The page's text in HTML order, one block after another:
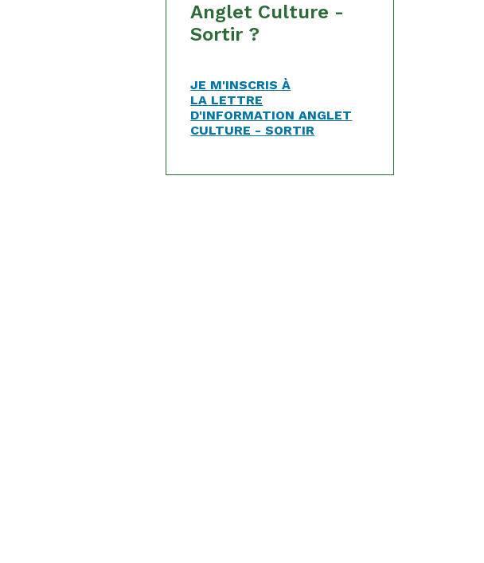
Anglet Culture -
Sortir ?
JE M'INSCRIS À
LA LETTRE
D'INFORMATION ANGLET
CULTURE - SORTIR